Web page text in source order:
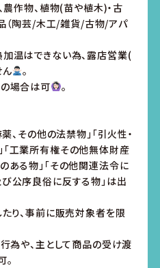
作物、植物(苗や植木)・古
品（陶芸/木工/雑貨/古物/アパ
温はできない為、露店営業(
。
場合は可
。
、その他の法禁物」「引火性・
工業所有権その他無体財産
ある物」「その他関連法令に
公序良俗に反する物」は出
り、事前に販売対象者を限
為や、主として商品の受け渡